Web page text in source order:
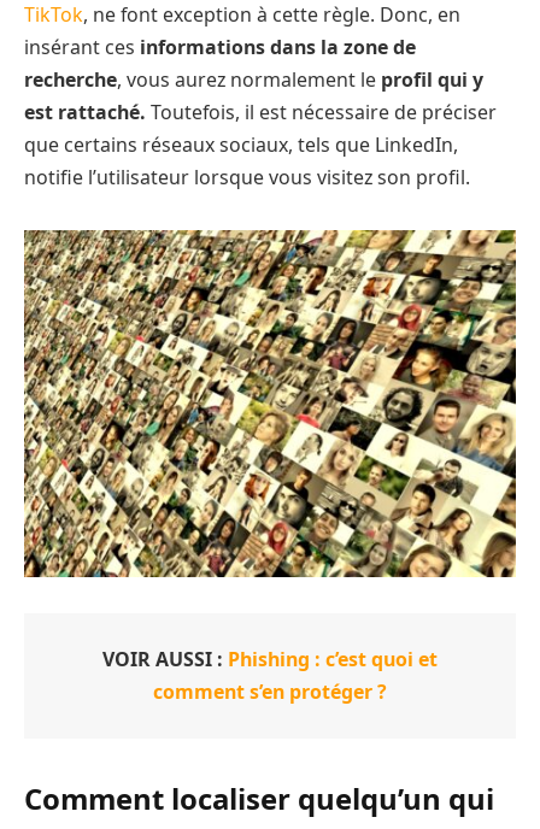
TikTok, ne font exception à cette règle. Donc, en
insérant ces informations dans la zone de
recherche, vous aurez normalement le profil qui y
est rattaché. Toutefois, il est nécessaire de préciser
que certains réseaux sociaux, tels que LinkedIn,
notifie l’utilisateur lorsque vous visitez son profil.
VOIR AUSSI : Phishing : c’est quoi et
comment s’en protéger ?
Comment localiser quelqu’un qui